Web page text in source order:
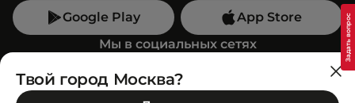
Google Play
App Store
Мы в социальных сетях
Позвони нам
Твой город Москва?